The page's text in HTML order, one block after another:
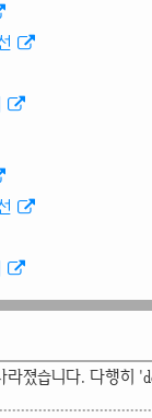
라졌습니다. 다행히